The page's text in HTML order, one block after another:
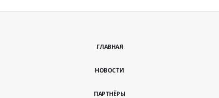
ГЛАВНАЯ
НОВОСТИ
ПАРТНЁРЫ